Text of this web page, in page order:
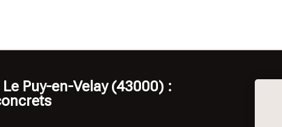
Puy-en-Velay (43000) :